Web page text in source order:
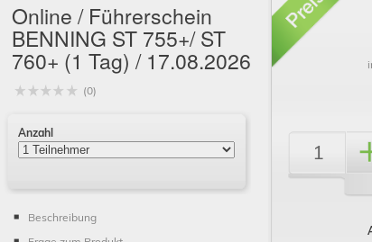
Online / Führerschein
BENNING ST 755+/ ST
760+ (1 Tag) / 17.08.2026
(0)
Anzahl
Beschreibung